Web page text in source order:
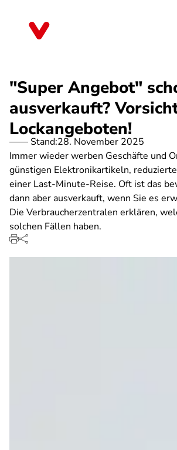
"Super Angebot"
ausverkauft?
Lockangeboten!
Stand:28. November 2025
Immer wieder werben Geschäfte und
günstigen Elektronikartikeln,
einer Last-Minute-Reise. Oft ist das
dann aber ausverkauft, wenn Sie es
Die Verbraucherzentralen erklären,
solchen Fällen haben.